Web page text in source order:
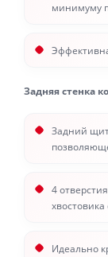
минимуму
Задняя стенка
Задний
4
Идеально